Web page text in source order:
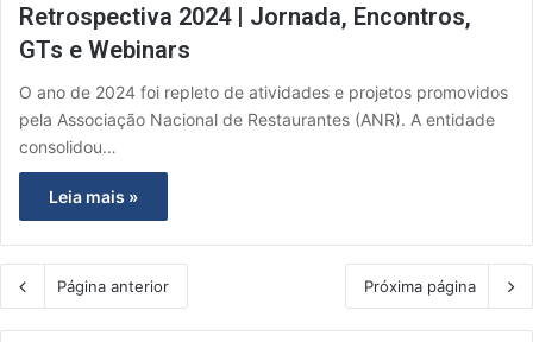
Retrospectiva 2024 | Jornada, Encontros,
GTs e Webinars
O ano de 2024 foi repleto de atividades e projetos promovidos
pela Associação Nacional de Restaurantes (ANR). A entidade
consolidou…
Leia mais »
Página anterior Próxima página